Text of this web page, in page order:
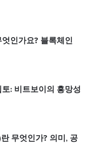
인가요? 블록체인
: 비트보이의 흥망성
무엇인가? 의미, 공